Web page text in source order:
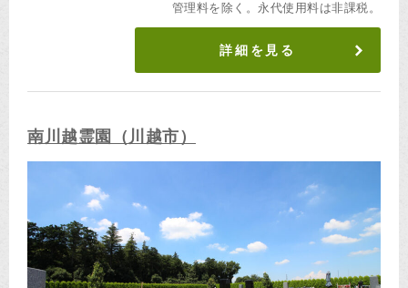
管理料を除く。永代使用料は非課税。
詳細を見る
南川越霊園（川越市）